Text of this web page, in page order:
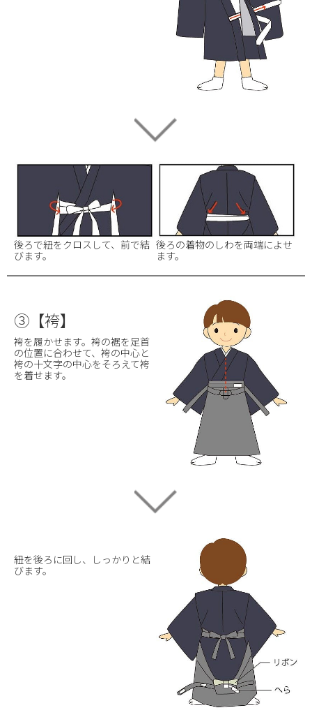
後ろで紐をクロスして、前で結
びます。
後ろの着物のしわを両端によせ
ます。
③【袴】
袴を履かせます。袴の裾を足首
の位置に合わせて、袴の中心と
袴の十文字の中心をそろえて袴
を着せます。
紐を後ろに回し、しっかりと結
びます。